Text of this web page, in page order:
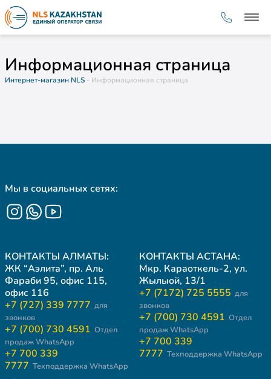
Информационная страница
Интернет-магазин NLS - Информационная страница
Мы в социальных сетях:
КОНТАКТЫ АЛМАТЫ:
ЖК “Аэлита”, пр. Аль
Фараби 95, офис 115,
офис 116
+7 (727) 339 7777 для
звонков
+7 (700) 730 4591 Отдел
продаж WhatsApp
+7 700 339
7777 Техподдержка WhatsApp
КОНТАКТЫ АСТАНА:
Мкр. Караоткель-2, ул.
Жылыой, 13/1
+7 (7172) 725 5555 для
звонков
+7 (700) 730 4591 Отдел
продаж WhatsApp
+7 700 339
7777 Техподдержка WhatsApp